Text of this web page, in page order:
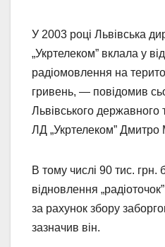
У 2003 році Львівська
„Укртелеком” вклала у
радіомовлення на
гривень, — повідомив
Львівського
ЛД „Укртелеком” Дмитро
В тому числі 90 тис. грн.
відновлення
за рахунок збору
зазначив він.